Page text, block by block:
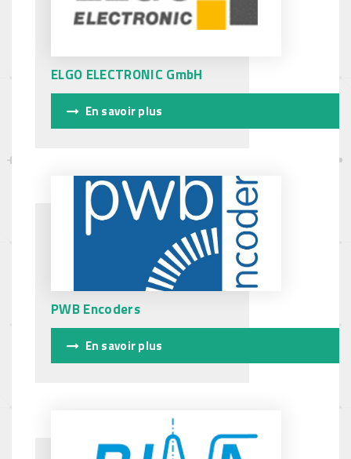
ELGO ELECTRONIC GmbH
En savoir plus
PWB Encoders
En savoir plus